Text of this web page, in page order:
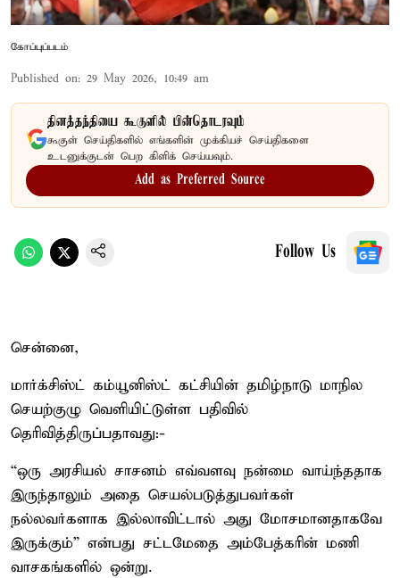
கோப்புப்படம்
Published on: 29 May 2026, 10:49 am
தினத்தந்தியை கூகுளில் பின்தொடரவும்
கூகுள் செய்திகளில் எங்களின் முக்கியச் செய்திகளை
உடனுக்குடன் பெற கிளிக் செய்யவும்.
Add as Preferred Source
Follow Us
சென்னை,
மார்க்சிஸ்ட் கம்யூனிஸ்ட் கட்சியின் தமிழ்நாடு மாநில
செயற்குழு வெளியிட்டுள்ள பதிவில்
தெரிவித்திருப்பதாவது:-
“ஒரு அரசியல் சாசனம் எவ்வளவு நன்மை வாய்ந்ததாக
இருந்தாலும் அதை செயல்படுத்துபவர்கள்
நல்லவர்களாக இல்லாவிட்டால் அது மோசமானதாகவே
இருக்கும்” என்பது சட்டமேதை அம்பேத்கரின் மணி
வாசகங்களில் ஒன்று.